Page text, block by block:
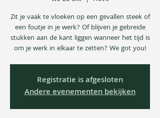
Zit je vaak te vloeken op een gevallen steek of
een foutje in je werk? Of blijven je gebreide
stukken aan de kant liggen wanneer het tijd is
om je werk in elkaar te zetten? We got you!
Registratie is afgesloten
Andere evenementen bekijken